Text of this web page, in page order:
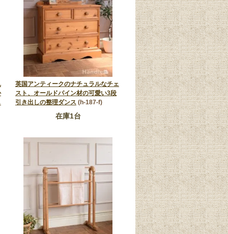
英国アンティークのナチュラルなチェ
スト、オールドパイン材の可愛い3段
引き出しの整理ダンス (h-187-f)
在庫1台